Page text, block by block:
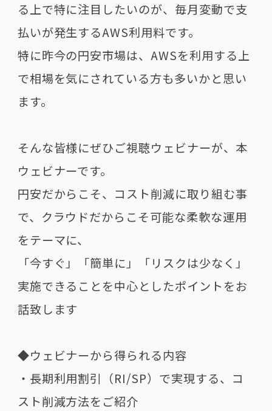
る上で特に注目したいのが、毎月変動で支
払いが発生するAWS利用料です。
特に昨今の円安市場は、AWSを利用する上
で相場を気にされている方も多いかと思い
ます。
そんな皆様にぜひご視聴ウェビナーが、本
ウェビナーです。
円安だからこそ、コスト削減に取り組む事
で、クラウドだからこそ可能な柔軟な運用
をテーマに、
「今すぐ」「簡単に」「リスクは少なく」
実施できることを中心としたポイントをお
話致します
◆ウェビナーから得られる内容
・長期利用割引（RI/SP）で実現する、コ
スト削減方法をご紹介